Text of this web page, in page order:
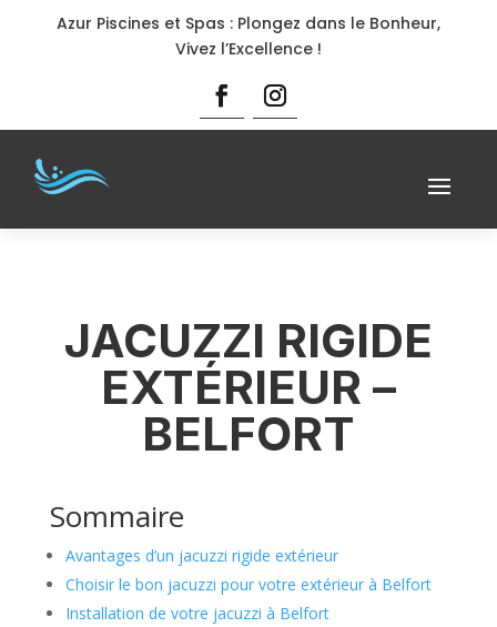
Azur Piscines et Spas : Plongez dans le Bonheur,
Vivez l’Excellence !
JACUZZI RIGIDE
EXTÉRIEUR –
BELFORT
Sommaire
Avantages d’un jacuzzi rigide extérieur
Choisir le bon jacuzzi pour votre extérieur à Belfort
Installation de votre jacuzzi à Belfort